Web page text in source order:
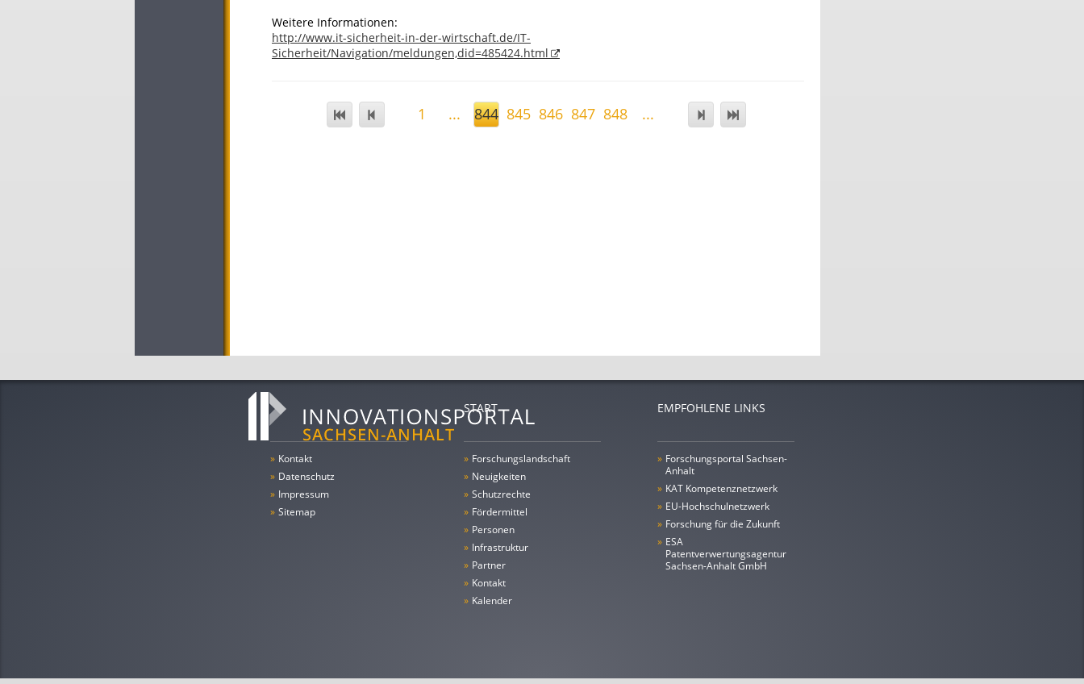
Weitere Informationen:
http://www.it-sicherheit-in-der-wirtschaft.de/IT-
Sicherheit/Navigation/meldungen,did=485424.html
1 ... 844 845 846 847 848 ...
» Kontakt
» Datenschutz
» Impressum
» Sitemap
START
» Forschungs­landschaft
» Neuigkeiten
» Schutzrechte
» Fördermittel
» Personen
» Infrastruktur
» Partner
» Kontakt
» Kalender
EMPFOHLENE LINKS
» Forschungsportal Sachsen-
Anhalt
» KAT Kompetenznetzwerk
» EU-Hochschulnetzwerk
» Forschung für die Zukunft
» ESA
Patentverwertungsagentur
Sachsen-Anhalt GmbH